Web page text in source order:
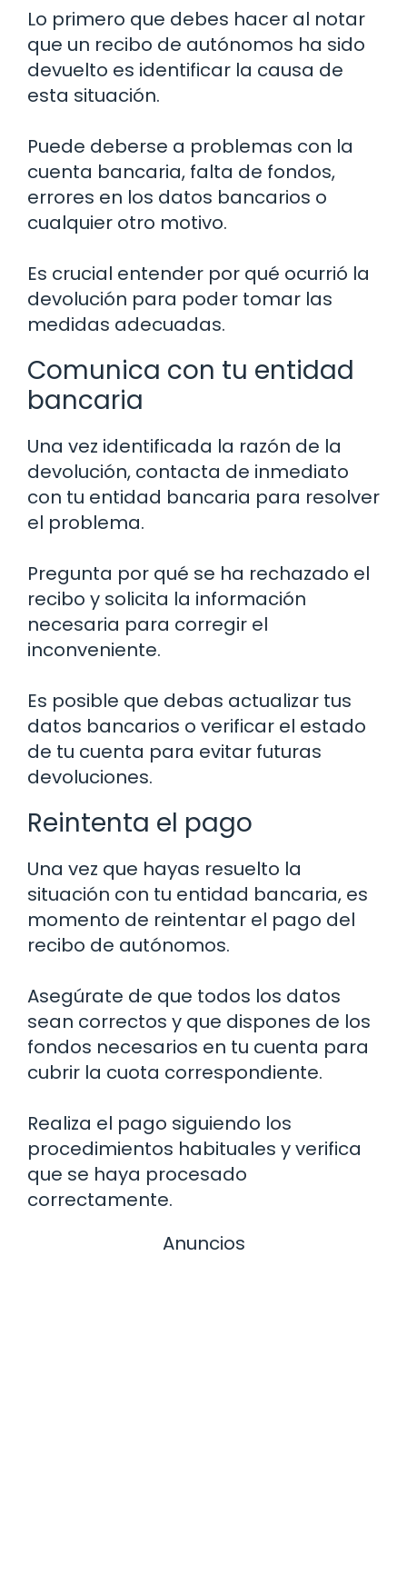
Lo primero que debes hacer al notar
que un recibo de autónomos ha sido
devuelto es identificar la causa de
esta situación.
Puede deberse a problemas con la
cuenta bancaria, falta de fondos,
errores en los datos bancarios o
cualquier otro motivo.
Es crucial entender por qué ocurrió la
devolución para poder tomar las
medidas adecuadas.
Comunica con tu entidad
bancaria
Una vez identificada la razón de la
devolución, contacta de inmediato
con tu entidad bancaria para resolver
el problema.
Pregunta por qué se ha rechazado el
recibo y solicita la información
necesaria para corregir el
inconveniente.
Es posible que debas actualizar tus
datos bancarios o verificar el estado
de tu cuenta para evitar futuras
devoluciones.
Reintenta el pago
Una vez que hayas resuelto la
situación con tu entidad bancaria, es
momento de reintentar el pago del
recibo de autónomos.
Asegúrate de que todos los datos
sean correctos y que dispones de los
fondos necesarios en tu cuenta para
cubrir la cuota correspondiente.
Realiza el pago siguiendo los
procedimientos habituales y verifica
que se haya procesado
correctamente.
Anuncios